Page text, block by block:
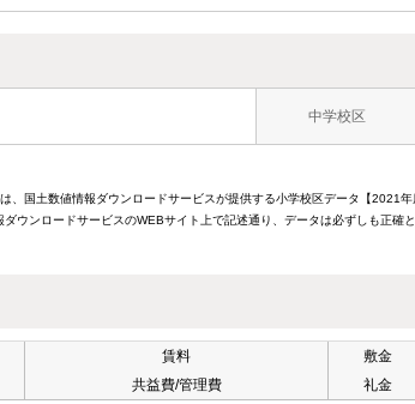
中学校区
、国土数値情報ダウンロードサービスが提供する小学校区データ【2021
ウンロードサービスのWEBサイト上で記述通り、データは必ずしも正確
賃料
共益費/管理費
敷金
礼金